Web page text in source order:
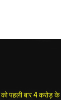
पहली बार 4 करोड़ के